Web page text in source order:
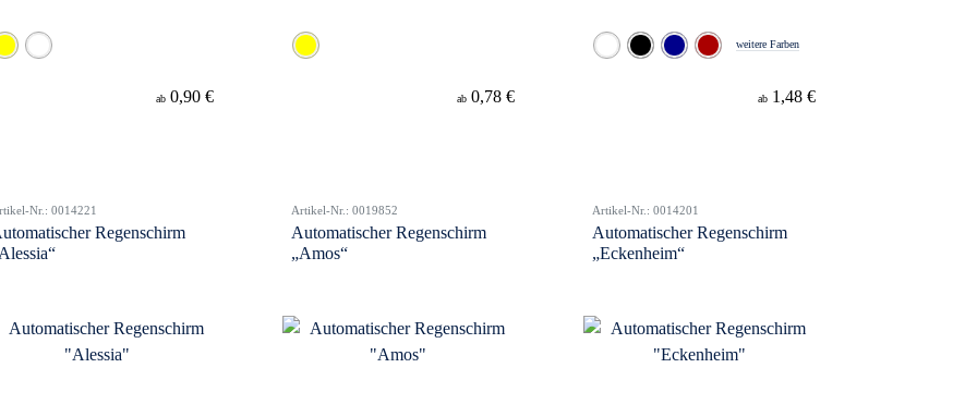
ab 0,90 € ab 0,78 €
weitere Farben
ab 1,48 €
Nr.: 0014221
Regenschirm
Artikel-Nr.: 0019852
Automatischer Regenschirm
„Amos“
Artikel-Nr.: 0014201
Automatischer Regenschirm
„Eckenheim“